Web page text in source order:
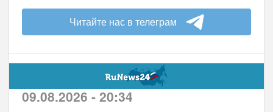
Читайте нас в телеграм
09.08.2026 - 20:34